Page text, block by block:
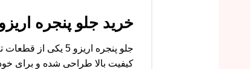
خرید جلو پنجره اریزو 5 با قیمت مناسب از ام وی ام کارز
جلو پنجره اریزو
کیفیت بالا طراحی شده و برای خودرو اریزو 5